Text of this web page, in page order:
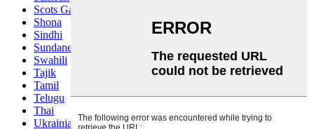
Scots Gaelic
Shona
Sindhi
Sundanese
Swahili
Tajik
Tamil
Telugu
Thai
Ukrainian